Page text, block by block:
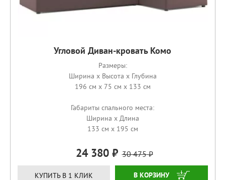
Угловой Диван-кровать Комо
Размеры:
Ширина x Высота x Глубина
196 см x 75 см x 133 см
Габариты спального места:
Ширина x Длина
133 см x 195 см
24 380 30 475
КУПИТЬ В 1 КЛИК ЗАКАЗАТЬ